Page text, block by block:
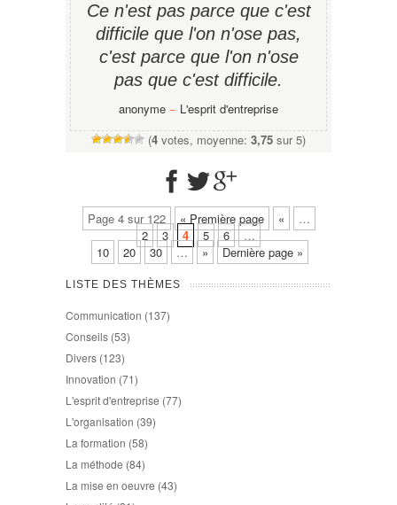
Ce n'est pas parce que c'est
difficile que l'on n'ose pas,
c'est parce que l'on n'ose
pas que c'est difficile.
anonyme − L'esprit d'entreprise
(4 votes, moyenne: 3,75 sur 5)
Page 4 sur 122 « Première page «
…
2
3 4 5 6
…
10
20 30 … » Dernière page »
LISTE DES THÈMES
Communication (137)
Conseils (53)
Divers (123)
Innovation (71)
L'esprit d'entreprise (77)
L'organisation (39)
La formation (58)
La méthode (84)
La mise en oeuvre (43)